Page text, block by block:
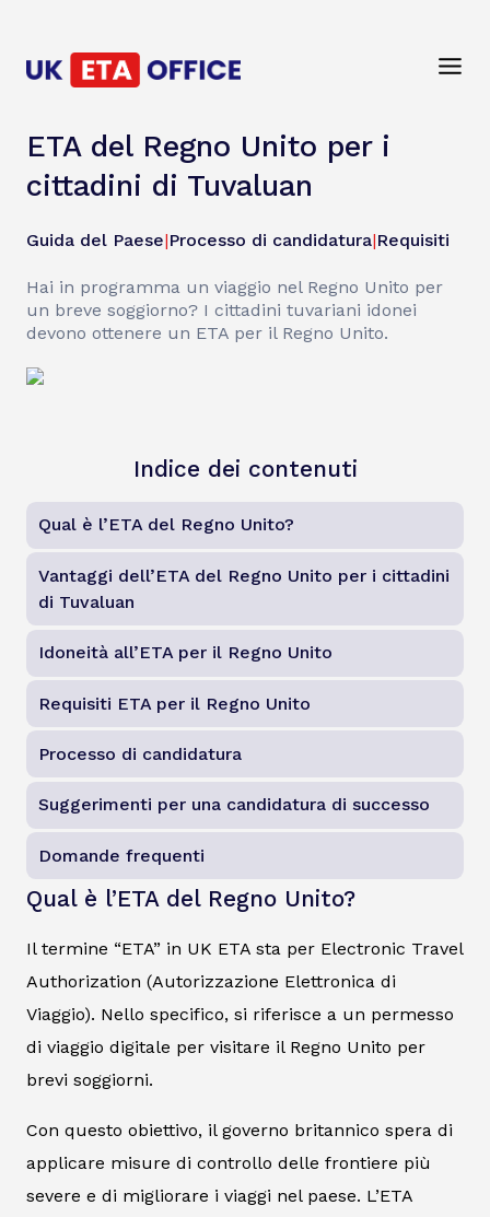
ETA del Regno Unito per i
cittadini di Tuvaluan
Guida del Paese|Processo di candidatura|Requisiti
Hai in programma un viaggio nel Regno Unito per
un breve soggiorno? I cittadini tuvariani idonei
devono ottenere un ETA per il Regno Unito.
Indice dei contenuti
Qual è l’ETA del Regno Unito?
Vantaggi dell’ETA del Regno Unito per i cittadini
di Tuvaluan
Idoneità all’ETA per il Regno Unito
Requisiti ETA per il Regno Unito
Processo di candidatura
Suggerimenti per una candidatura di successo
Domande frequenti
Qual è l’ETA del Regno Unito?
Il termine “ETA” in UK ETA sta per Electronic Travel
Authorization (Autorizzazione Elettronica di
Viaggio). Nello specifico, si riferisce a un permesso
di viaggio digitale per visitare il Regno Unito per
brevi soggiorni.
Con questo obiettivo, il governo britannico spera di
applicare misure di controllo delle frontiere più
severe e di migliorare i viaggi nel paese. L’ETA